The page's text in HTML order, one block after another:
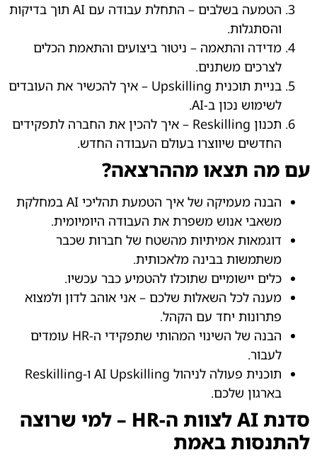
הטמעה בשלבים – התחלת עבודה עם AI תוך בדיקות
והסתגלות.
מדידה והתאמה – ניטור ביצועים והתאמת הכלים
לצרכים משתנים.
בניית תוכנית Upskilling – איך להכשיר את העובדים
לשימוש נכון ב-AI.
תכנון Reskilling – איך להכין את החברה לתפקידים
החדשים שיווצרו בעולם העבודה החדש.
עם מה תצאו מההרצאה?
הבנה מעמיקה של איך הטמעת תהליכי AI במחלקת
משאבי אנוש משפרת את העבודה היומיומית.
דוגמאות אמיתיות מהשטח של חברות שכבר
משתמשות בבינה מלאכותית.
כלים יישומיים שתוכלו להטמיע כבר עכשיו.
מענה לכל השאלות שלכם – אני אוהב לדון ולמצוא
פתרונות יחד עם הקהל.
הבנה של השינוי המהותי שתפקידי ה-HR עומדים
לעבור.
תוכנית פעולה לניהול AI Upskilling ו-Reskilling
בארגון שלכם.
סדנת AI לצוות ה-HR – למי שרוצה
להתנסות באמת